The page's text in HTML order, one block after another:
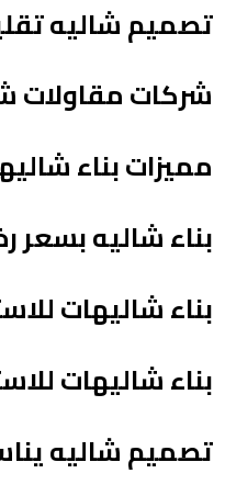
تصميم شاليه
شركات مقاولات
مميزات بناء
بناء شاليه بسعر
بناء شاليهات
بناء شاليهات
تصميم شاليه